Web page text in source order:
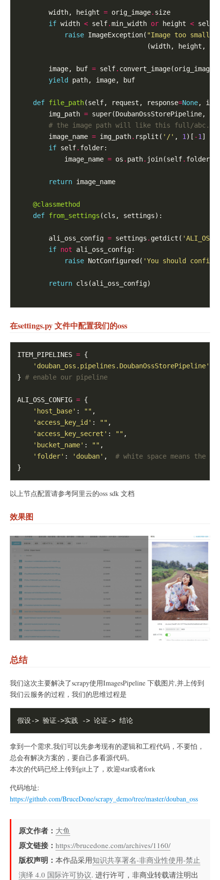
        width, height
= orig_image. size
if width < self.min_width or height < self
raise ImageException( "Image too small (
(width, height,
        image, buf
= self. convert_image(orig_image)
yield
path, image, buf
def file_path(self, request, response=None,
        img_path
= super(DoubanOssStorePipeline,
# the image path will like this full/abc.jpg
        image_name
= img_path. rsplit( '/' , 1 )[ -1 ]
if self. folder:
            image_name
= os . path. join(self. folder,
return image_name
@classmethod
def from_settings (cls, settings):
        ali_oss_config
= settings . getdict(
if not ali_oss_config:
raise NotConfigured( 'You should
return cls(ali_oss_config)
在settings.py 文件中配置我们的oss
ITEM_PIPELINES = {
'douban_oss.pipelines.DoubanOssStorePipeline'
} # enable our pipeline
ALI_OSS_CONFIG = {
'host_base' : "" ,
'access_key_id' : "" ,
'access_key_secret' : "" ,
'bucket_name' : "" ,
'folder' : 'douban' , # white space means the
以上节点配置请参考阿里云的oss sdk 文档
效果图
总结
我们这次主要解决了scrapy使用ImagesPipeline 下载图片,并上传到
我们云服务的过程，我们的思维过程是
拿到一个需求,我们可以先参考现有的逻辑和工程代码，不要怕，
总会有解决方案的，要自己多看源代码。
本次的代码已经上传到git上了，欢迎star或者fork
代码地址:
https://github.com/BruceDone/scrapy_demo/tree/master/douban_oss
原文作者： 大鱼
原文链接： https://brucedone.com/archives/1160/
版权声明： 本作品采用知识共享署名-非商业性使用-禁止
演绎 4.0 国际许可协议. 进行许可，非商业转载请注明出